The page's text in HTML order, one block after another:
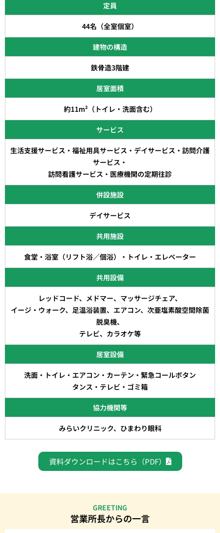
定員
44名（全室個室）
建物の構造
鉄骨造3階建
居室面積
約11m²（トイレ・洗面含む）
サービス
生活支援サービス・福祉用具サービス・デイサービス・訪問介護
サービス・
訪問看護サービス・医療機関の定期往診
併設施設
デイサービス
共用施設
食堂・浴室（リフト浴／個浴）・トイレ・エレベーター
共用設備
レッドコード、メドマー、マッサージチェア、
イージ・ウォーク、足温浴装置、エアコン、次亜塩素酸空間除菌
脱臭機、
テレビ、カラオケ等
居室設備
洗面・トイレ・エアコン・カーテン・緊急コールボタン
タンス・テレビ・ゴミ箱
協力機関等
みらいクリニック、ひまわり眼科
資料ダウンロードはこちら（PDF）
GREETING
営業所長からの一言